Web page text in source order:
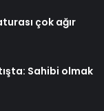
çok ağır
Sahibi olmak